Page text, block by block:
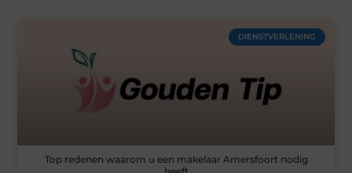
DIENSTVERLENING
Top redenen waarom u een makelaar Amersfoort nodig